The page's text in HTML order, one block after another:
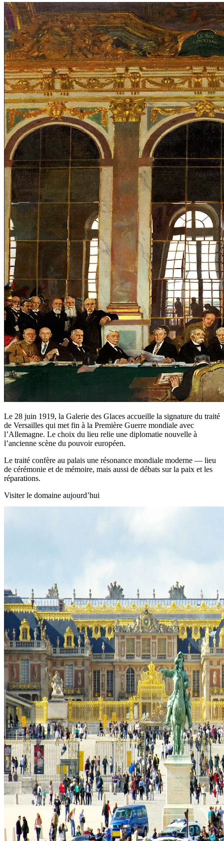
Le 28 juin 1919, la Galerie des Glaces accueille la signature du traité
de Versailles qui met fin à la Première Guerre mondiale avec
l’Allemagne. Le choix du lieu relie une diplomatie nouvelle à
l’ancienne scène du pouvoir européen.
Le traité confère au palais une résonance mondiale moderne — lieu
de cérémonie et de mémoire, mais aussi de débats sur la paix et les
réparations.
Visiter le domaine aujourd’hui